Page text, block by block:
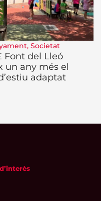
, Societat
Font del Lleó
un any més el
adaptat